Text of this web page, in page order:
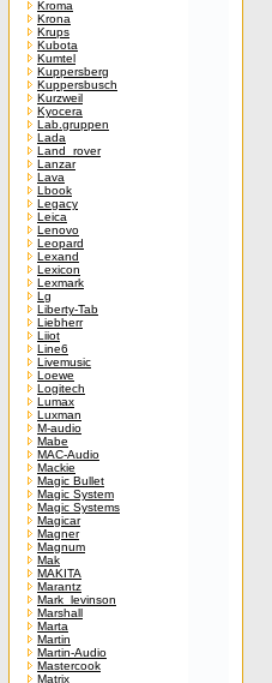
Kroma
Krona
Krups
Kubota
Kumtel
Kuppersberg
Kuppersbusch
Kurzweil
Kyocera
Lab.gruppen
Lada
Land_rover
Lanzar
Lava
Lbook
Legacy
Leica
Lenovo
Leopard
Lexand
Lexicon
Lexmark
Lg
Liberty-Tab
Liebherr
Liiot
Line6
Livemusic
Loewe
Logitech
Lumax
Luxman
M-audio
Mabe
MAC-Audio
Mackie
Magic Bullet
Magic System
Magic Systems
Magicar
Magner
Magnum
Mak
MAKITA
Marantz
Mark_levinson
Marshall
Marta
Martin
Martin-Audio
Mastercook
Matrix